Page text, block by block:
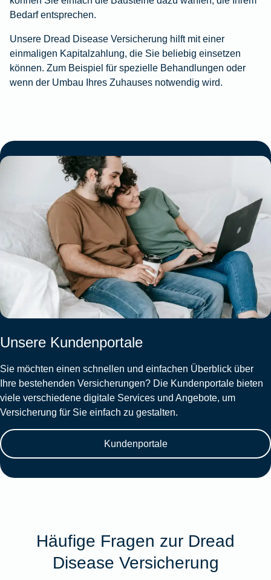
Bedarf entsprechen.
Unsere Dread Disease Versicherung hilft mit einer
einmaligen Kapitalzahlung, die Sie beliebig einsetzen
können. Zum Beispiel für spezielle Behandlungen oder
wenn der Umbau Ihres Zuhauses notwendig wird.
Unsere Kundenportale
Sie möchten einen schnellen und einfachen Überblick über
Ihre bestehenden Versicherungen? Die Kundenportale bieten
viele verschiedene digitale Services und Angebote, um
Versicherung für Sie einfach zu gestalten.
Kundenportale
Häufige Fragen zur Dread
Disease Versicherung